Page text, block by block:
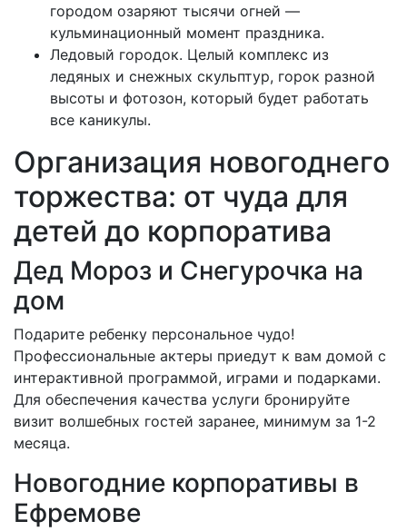
городом озаряют тысячи огней —
кульминационный момент праздника.
Ледовый городок. Целый комплекс из
ледяных и снежных скульптур, горок разной
высоты и фотозон, который будет работать
все каникулы.
Организация новогоднего
торжества: от чуда для
детей до корпоратива
Дед Мороз и Снегурочка на
дом
Подарите ребенку персональное чудо!
Профессиональные актеры приедут к вам домой с
интерактивной программой, играми и подарками.
Для обеспечения качества услуги бронируйте
визит волшебных гостей заранее, минимум за 1-2
месяца.
Новогодние корпоративы в
Ефремове